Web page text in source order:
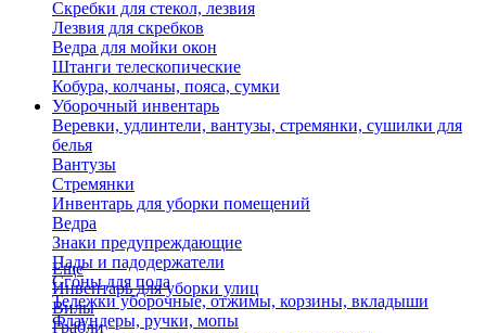
Скребки для стекол, лезвия
Лезвия для скребков
Ведра для мойки окон
Штанги телескопические
Кобура, колчаны, пояса, сумки
Уборочный инвентарь
Веревки, удлинтели, вантузы, стремянки, сушилки для
белья
Вантузы
Стремянки
Инвентарь для уборки помещений
Ведра
Знаки предупреждающие
Пады и падодержатели
Сгоны для пола
Тележки уборочные, отжимы, корзины, вкладыши
Флаундеры, ручки, мопы
Еще
Инвентарь для уборки улиц
Вилы
Грабли